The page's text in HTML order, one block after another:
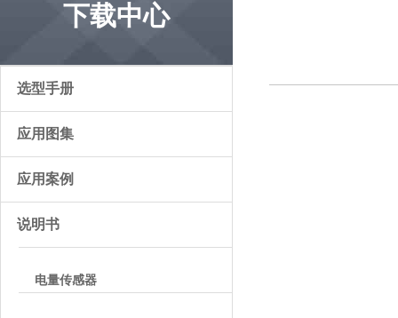
下载中心
选型手册
应用图集
应用案例
说明书
电量传感器